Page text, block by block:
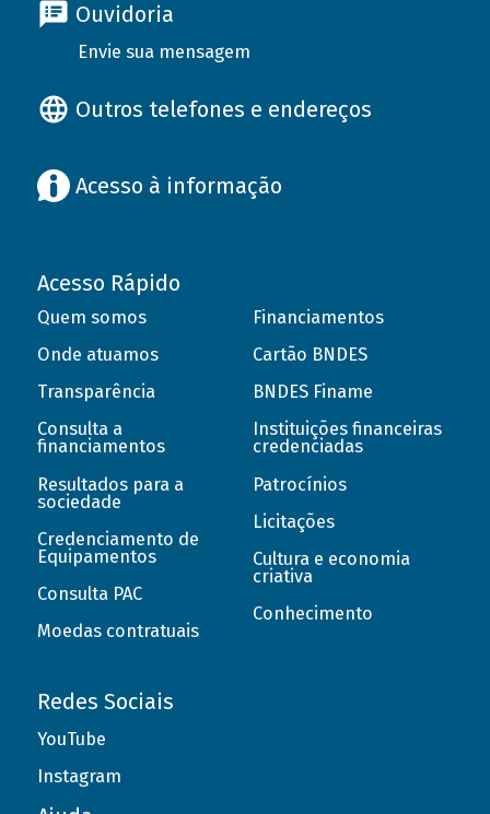
Ouvidoria
Envie sua mensagem
Outros telefones e endereços
Acesso à informação
Acesso Rápido
Quem somos
Onde atuamos
Transparência
Consulta a
financiamentos
Resultados para a
sociedade
Credenciamento de
Equipamentos
Consulta PAC
Moedas contratuais
Financiamentos
Cartão BNDES
BNDES Finame
Instituições financeiras
credenciadas
Patrocínios
Licitações
Cultura e economia
criativa
Conhecimento
Redes Sociais
YouTube
Instagram